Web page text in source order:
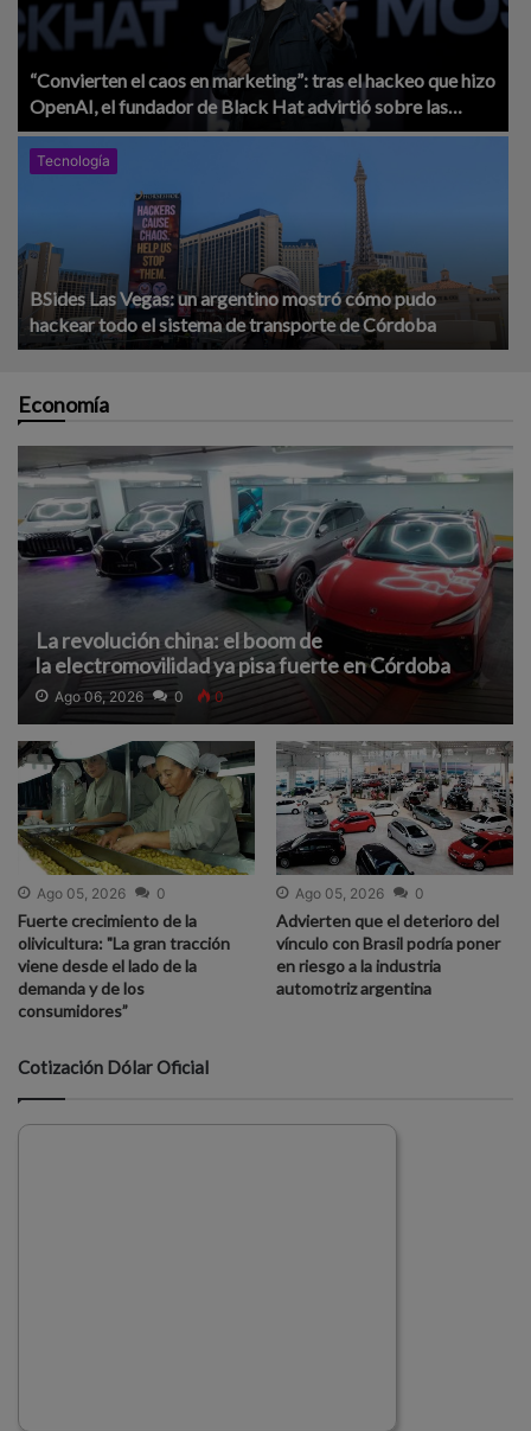
“Convierten el caos en marketing”: tras el hackeo que hizo
OpenAI, el fundador de Black Hat advirtió sobre las
empresas de IA
Tecnología
BSides Las Vegas: un argentino mostró cómo pudo
hackear todo el sistema de transporte de Córdoba
Economía
La revolución china: el boom de
la electromovilidad ya pisa fuerte en Córdoba
Ago 06, 2026 0 0
Ago 05, 2026 0
Fuerte crecimiento de la
olivicultura: "La gran tracción
viene desde el lado de la
demanda y de los
consumidores”
Ago 05, 2026 0
Advierten que el deterioro del
vínculo con Brasil podría poner
en riesgo a la industria
automotriz argentina
Cotización Dólar Oficial